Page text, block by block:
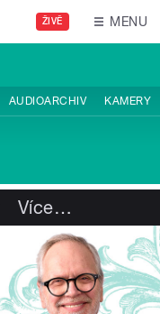
ŽIVĚ MENU
AUDIOARCHIV KAMERY
Více…